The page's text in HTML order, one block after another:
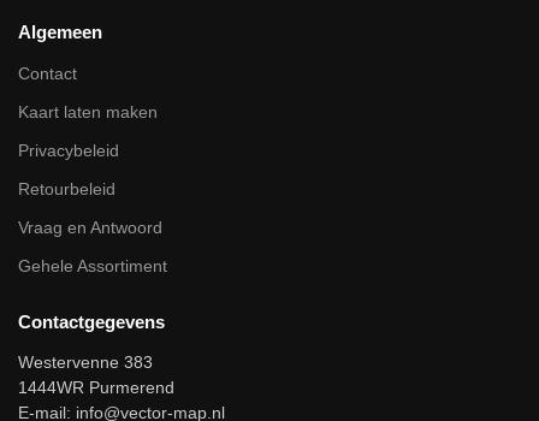
Algemeen
Contact
Kaart laten maken
Privacybeleid
Retourbeleid
Vraag en Antwoord
Gehele Assortiment
Contactgegevens
Westervenne 383
1444WR Purmerend
E-mail: info@vector-map.nl